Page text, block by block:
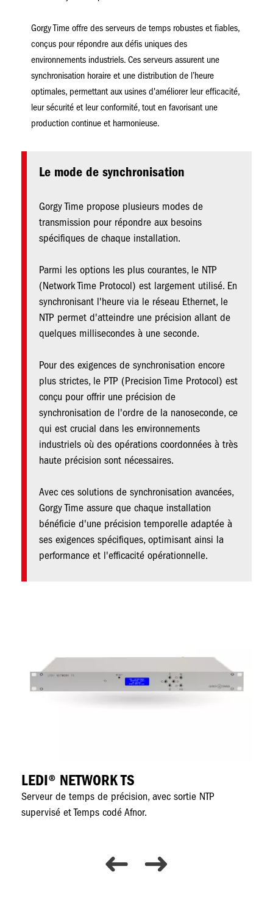
Gorgy Time offre des serveurs de temps robustes et fiables,
conçus pour répondre aux défis uniques des
environnements industriels. Ces serveurs assurent une
synchronisation horaire et une distribution de l’heure
optimales, permettant aux usines d'améliorer leur efficacité,
leur sécurité et leur conformité, tout en favorisant une
production continue et harmonieuse.
Le mode de synchronisation
Gorgy Time propose plusieurs modes de
transmission pour répondre aux besoins
spécifiques de chaque installation.
Parmi les options les plus courantes, le NTP
(Network Time Protocol) est largement utilisé. En
synchronisant l'heure via le réseau Ethernet, le
NTP permet d'atteindre une précision allant de
quelques millisecondes à une seconde.
Pour des exigences de synchronisation encore
plus strictes, le PTP (Precision Time Protocol) est
conçu pour offrir une précision de
synchronisation de l'ordre de la nanoseconde, ce
qui est crucial dans les environnements
industriels où des opérations coordonnées à très
haute précision sont nécessaires.
Avec ces solutions de synchronisation avancées,
Gorgy Time assure que chaque installation
bénéficie d'une précision temporelle adaptée à
ses exigences spécifiques, optimisant ainsi la
performance et l'efficacité opérationnelle.
LEDI® NETWORK TS
Serveur de temps de précision, avec sortie NTP
supervisé et Temps codé Afnor.